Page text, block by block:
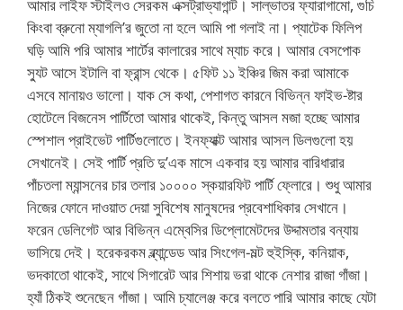
আমার লাইফ স্টাইলও সেরকম এক্সট্রাভ্যাগান্ট। সাল্ভাতর ফ্যারাগামো, গুচি
কিংবা ব্রুনো ম্যাগলি’র জুতো না হলে আমি পা গলাই না। প্যাটেক ফিলিপ
ঘড়ি আমি পরি আমার শার্টের কালারের সাথে ম্যাচ করে। আমার বেসপোক
স্যুট আসে ইটালি বা ফ্রান্স থেকে। ৫ফিট ১১ ইঞ্চির জিম করা আমাকে
এসবে মানায়ও ভালো। যাক সে কথা, পেশাগত কারনে বিভিন্ন ফাইভ-ষ্টার
হোটেলে বিজনেস পার্টিতো আমার থাকেই, কিন্তু আসল মজা হচ্ছে আমার
স্পেশাল প্রাইভেট পার্টিগুলোতে। ইনফ্যাক্ট আমার আসল ডিলগুলো হয়
সেখানেই। সেই পার্টি প্রতি দু’এক মাসে একবার হয় আমার বারিধারার
পাঁচতলা ম্যান্সনের চার তলার ১০০০০ স্কয়ারফিট পার্টি ফ্লোরে। শুধু আমার
নিজের ফোনে দাওয়াত দেয়া সুবিশেষ মানুষদের প্রবেশাধিকার সেখানে।
ফরেন ডেলিগেট আর বিভিন্ন এম্বেসির ডিপ্লোমেটদের উদ্দামতার বন্যায়
ভাসিয়ে দেই। হরেকরকম ব্ল্যান্ডেড আর সিংগেল-মল্ট হুইস্কি, কনিয়াক,
ভদকাতো থাকেই, সাথে সিগারেট আর শিশায় ভরা থাকে নেশার রাজা গাঁজা।
হ্যাঁ ঠিকই শুনেছেন গাঁজা। আমি চ্যালেঞ্জ করে বলতে পারি আমার কাছে যেটা